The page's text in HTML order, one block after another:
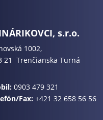
s.r.o.
1002,
21 Trenčianska Turná
0903 479 321
Fax:+421 32 658 56 56